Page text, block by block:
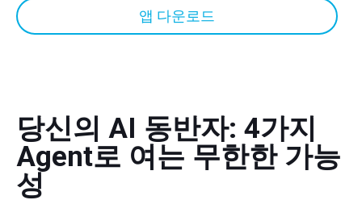
앱 다운로드
당신의 AI 동반자: 4가지
Agent로 여는 무한한 가능
성